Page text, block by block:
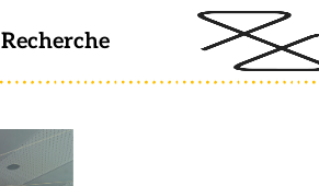
Recherche